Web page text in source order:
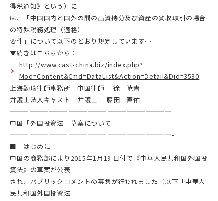
得税通知》という）に
は、「中国国内と国外の間の出資持分及び資産の買収取引の場合
の特殊税務処理（適格）
要件」について以下のとおり規定しています…
▼続きはこちらから：
http://www.cast-china.biz/index.php?
Mod=Content&Cmd=DataList&Action=Detail&Did=3530
上海勤瑞律師事務所 中国律師 徐 暁青
弁護士法人キャスト 弁護士 藤田 直佑
—————————————————————————-
中国「外国投資法」草案について
—————————————————————————-
■ はじめに
中国の商務部により2015年1月19 日付で《中華人民共和国外国投
資法》の草案が公表
され、パブリックコメントの募集が行われました（以下「中華人
民共和国外国投資法」